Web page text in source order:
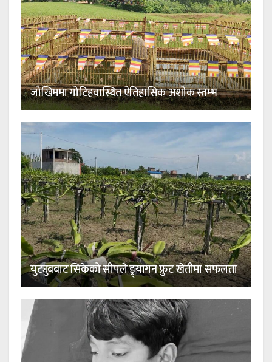
जोखिममा गोटिहवास्थित ऐतिहासिक अशोक स्तम्भ
युट्युबबाट सिकेको सीपले ड्र्यागन फ्रुट खेतीमा सफलता